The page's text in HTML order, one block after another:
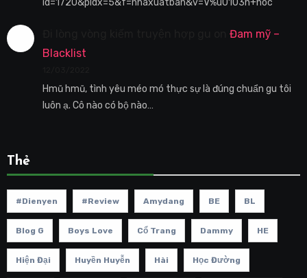
id=1720&pIdx=5&f=nhaxuatban&v=V%u0103n+hoc
Đam mỹ –
Blacklist
Hmũ hmũ, tình yêu méo mó thực sự là đúng chuẩn gu tôi
luôn ạ. Cô nào có bộ nào…
Thẻ
#dienyen #review Amydang BE BL
Blog G Boys Love Cổ Trang Dammy HE
Hiện Đại Huyền Huyễn Hài Học Đường